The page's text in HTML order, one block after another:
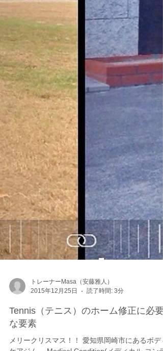
2015年12月25日
読了時間: 3分
Tennis（テニス）のホーム修正に必要
な要素